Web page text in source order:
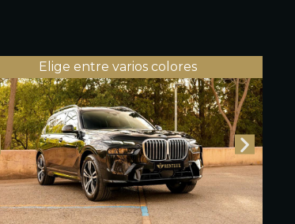
Elige entre varios colores